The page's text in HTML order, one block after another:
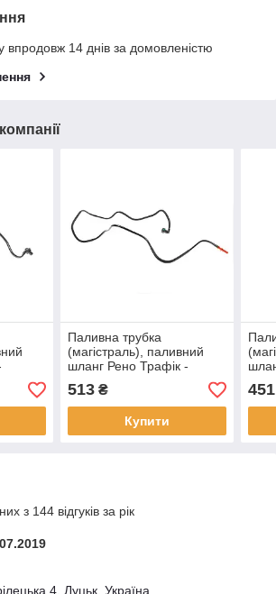
впродовж 14 днів за домовленістю
Паливна трубка
(магістраль), паливний
шланг Рено Трафік -
Renault Trafic - 1.9 dci 01-
513₴
Купити
dCi
451
з 144 відгуків за рік
4, Луцьк, Україна